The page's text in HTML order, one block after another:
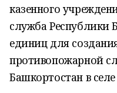
казенного
служба Республики
единиц для
противопожарной
Башкортостан в